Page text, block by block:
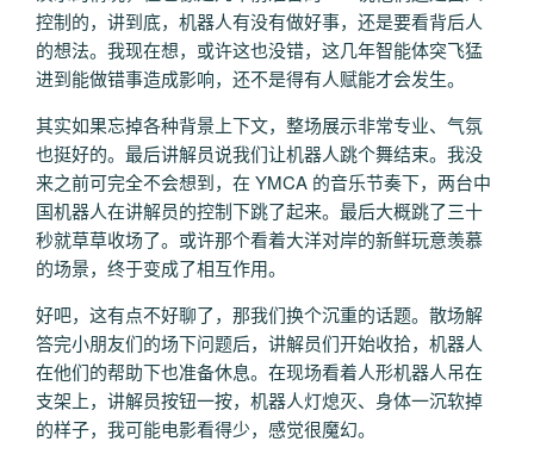
控制的，讲到底，机器人有没有做好事，还是要看背后人
的想法。我现在想，或许这也没错，这几年智能体突飞猛
进到能做错事造成影响，还不是得有人赋能才会发生。
其实如果忘掉各种背景上下文，整场展示非常专业、气氛
也挺好的。最后讲解员说我们让机器人跳个舞结束。我没
来之前可完全不会想到，在 YMCA 的音乐节奏下，两台中
国机器人在讲解员的控制下跳了起来。最后大概跳了三十
秒就草草收场了。或许那个看着大洋对岸的新鲜玩意羡慕
的场景，终于变成了相互作用。
好吧，这有点不好聊了，那我们换个沉重的话题。散场解
答完小朋友们的场下问题后，讲解员们开始收拾，机器人
在他们的帮助下也准备休息。在现场看着人形机器人吊在
支架上，讲解员按钮一按，机器人灯熄灭、身体一沉软掉
的样子，我可能电影看得少，感觉很魔幻。